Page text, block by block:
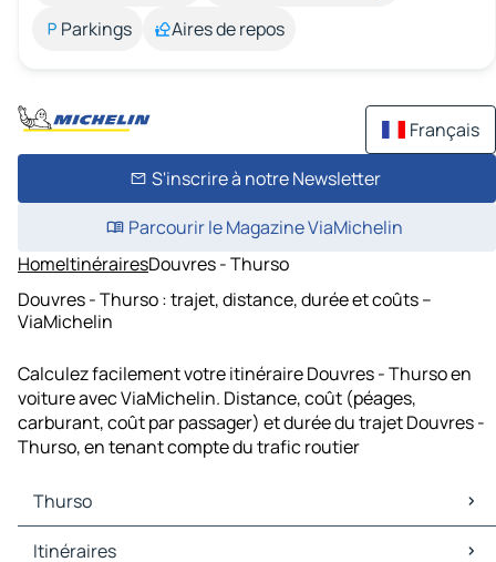
Parkings
Aires de repos
Français
S'inscrire à notre Newsletter
Parcourir le Magazine ViaMichelin
HomeItinérairesDouvres - Thurso
Douvres - Thurso : trajet, distance, durée et coûts –
ViaMichelin
Calculez facilement votre itinéraire Douvres - Thurso en
voiture avec ViaMichelin. Distance, coût (péages,
carburant, coût par passager) et durée du trajet Douvres -
Thurso, en tenant compte du trafic routier
Thurso
Thurso Cartes et plans
Itinéraires